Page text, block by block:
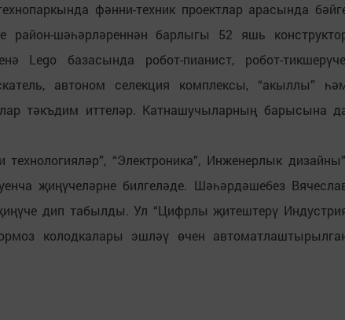
фәнни-техник проектлар арасында
район-шәһәрләреннән барлыгы 52 яшь
Lego базасында робот-пианист, робот-
автоном селекция комплексы, “акыллы”
тәкъдим иттеләр. Катнашучыларның барысына
“Электроника”, Инженерлык
җиңүчеләрне билгеләде. Шәһәрдәшебез
дип табылды. Ул “Цифрлы җитештерү
колодкалары эшләү өчен